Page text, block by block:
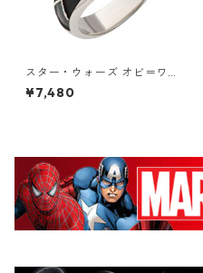
スター・ウォーズ オビ＝ワ
ン・ケノービ ジェダイ・オー
ダー・クラス リング 指輪 STA
¥7,480